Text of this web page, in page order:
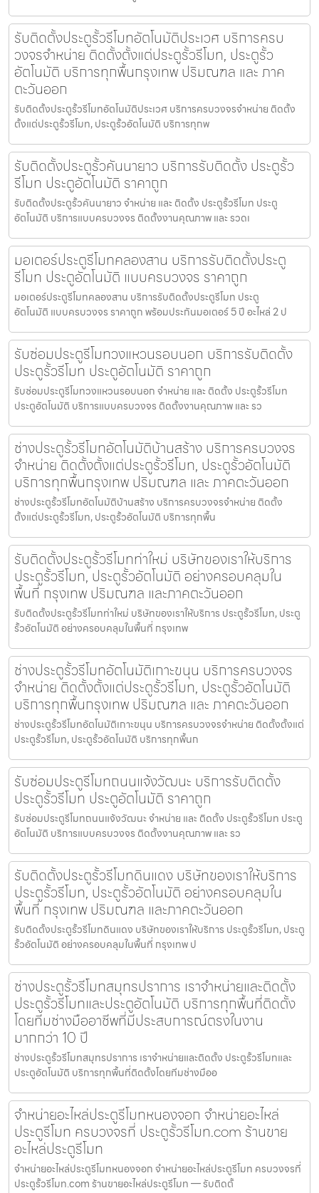
รับติดตั้งประตูรั้วรีโมทอัตโนมัติประเวศ บริการครบ
วงจรจำหน่าย ติดตั้งตั้งแต่ประตูรั้วรีโมท, ประตูรั้ว
อัตโนมัติ บริการทุกพื้นกรุงเทพ ปริมณฑล และ ภาค
ตะวันออก
รับติดตั้งประตูรั้วรีโมทอัตโนมัติประเวศ บริการครบวงจรจำหน่าย ติดตั้ง
ตั้งแต่ประตูรั้วรีโมท, ประตูรั้วอัตโนมัติ บริการทุกพ
รับติดตั้งประตูรั้วคันนายาว บริการรับติดตั้ง ประตูรั้ว
รีโมท ประตูอัตโนมัติ ราคาถูก
รับติดตั้งประตูรั้วคันนายาว จำหน่าย และ ติดตั้ง ประตูรั้วรีโมท ประตู
อัตโนมัติ บริการแบบครบวงจร ติดตั้งงานคุณภาพ และ รวดเ
มอเตอร์ประตูรีโมทคลองสาน บริการรับติดตั้งประตู
รีโมท ประตูอัตโนมัติ แบบครบวงจร ราคาถูก
มอเตอร์ประตูรีโมทคลองสาน บริการรับติดตั้งประตูรีโมท ประตู
อัตโนมัติ แบบครบวงจร ราคาถูก พร้อมประกันมอเตอร์ 5 ปี อะไหล่ 2 ป
รับซ่อมประตูรีโมทวงแหวนรอบนอก บริการรับติดตั้ง
ประตูรั้วรีโมท ประตูอัตโนมัติ ราคาถูก
รับซ่อมประตูรีโมทวงแหวนรอบนอก จำหน่าย และ ติดตั้ง ประตูรั้วรีโมท
ประตูอัตโนมัติ บริการแบบครบวงจร ติดตั้งงานคุณภาพ และ รว
ช่างประตูรั้วรีโมทอัตโนมัติบ้านสร้าง บริการครบวงจร
จำหน่าย ติดตั้งตั้งแต่ประตูรั้วรีโมท, ประตูรั้วอัตโนมัติ
บริการทุกพื้นกรุงเทพ ปริมณฑล และ ภาคตะวันออก
ช่างประตูรั้วรีโมทอัตโนมัติบ้านสร้าง บริการครบวงจรจำหน่าย ติดตั้ง
ตั้งแต่ประตูรั้วรีโมท, ประตูรั้วอัตโนมัติ บริการทุกพื้น
รับติดตั้งประตูรั้วรีโมทท่าใหม่ บริษัทของเราให้บริการ
ประตูรั้วรีโมท, ประตูรั้วอัตโนมัติ อย่างครอบคลุมใน
พื้นที่ กรุงเทพ ปริมณฑล และภาคตะวันออก
รับติดตั้งประตูรั้วรีโมทท่าใหม่ บริษัทของเราให้บริการ ประตูรั้วรีโมท, ประตู
รั้วอัตโนมัติ อย่างครอบคลุมในพื้นที่ กรุงเทพ
ช่างประตูรั้วรีโมทอัตโนมัติเกาะขนุน บริการครบวงจร
จำหน่าย ติดตั้งตั้งแต่ประตูรั้วรีโมท, ประตูรั้วอัตโนมัติ
บริการทุกพื้นกรุงเทพ ปริมณฑล และ ภาคตะวันออก
ช่างประตูรั้วรีโมทอัตโนมัติเกาะขนุน บริการครบวงจรจำหน่าย ติดตั้งตั้งแต่
ประตูรั้วรีโมท, ประตูรั้วอัตโนมัติ บริการทุกพื้นก
รับซ่อมประตูรีโมทถนนแจ้งวัฒนะ บริการรับติดตั้ง
ประตูรั้วรีโมท ประตูอัตโนมัติ ราคาถูก
รับซ่อมประตูรีโมทถนนแจ้งวัฒนะ จำหน่าย และ ติดตั้ง ประตูรั้วรีโมท ประตู
อัตโนมัติ บริการแบบครบวงจร ติดตั้งงานคุณภาพ และ รว
รับติดตั้งประตูรั้วรีโมทดินแดง บริษัทของเราให้บริการ
ประตูรั้วรีโมท, ประตูรั้วอัตโนมัติ อย่างครอบคลุมใน
พื้นที่ กรุงเทพ ปริมณฑล และภาคตะวันออก
รับติดตั้งประตูรั้วรีโมทดินแดง บริษัทของเราให้บริการ ประตูรั้วรีโมท, ประตู
รั้วอัตโนมัติ อย่างครอบคลุมในพื้นที่ กรุงเทพ ป
ช่างประตูรั้วรีโมทสมุทรปราการ เราจำหน่ายและติดตั้ง
ประตูรั้วรีโมทและประตูอัตโนมัติ บริการทุกพื้นที่ติดตั้ง
โดยทีมช่างมืออาชีพที่มีประสบการณ์ตรงในงาน
มากกว่า 10 ปี
ช่างประตูรั้วรีโมทสมุทรปราการ เราจำหน่ายและติดตั้ง ประตูรั้วรีโมทและ
ประตูอัตโนมัติ บริการทุกพื้นที่ติดตั้งโดยทีมช่างมืออ
จำหน่ายอะไหล่ประตูรีโมทหนองจอก จำหน่ายอะไหล่
ประตูรีโมท ครบวงจรที่ ประตูรั้วรีโมท.com ร้านขาย
อะไหล่ประตูรีโมท
จำหน่ายอะไหล่ประตูรีโมทหนองจอก จำหน่ายอะไหล่ประตูรีโมท ครบวงจรที่
ประตูรั้วรีโมท.com ร้านขายอะไหล่ประตูรีโมท — รับติดตั้